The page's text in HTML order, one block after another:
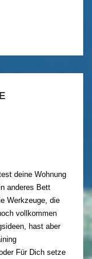
deine Wohnung
anderes Bett
Werkzeuge, die
vollkommen
hast aber
Für Dich setze